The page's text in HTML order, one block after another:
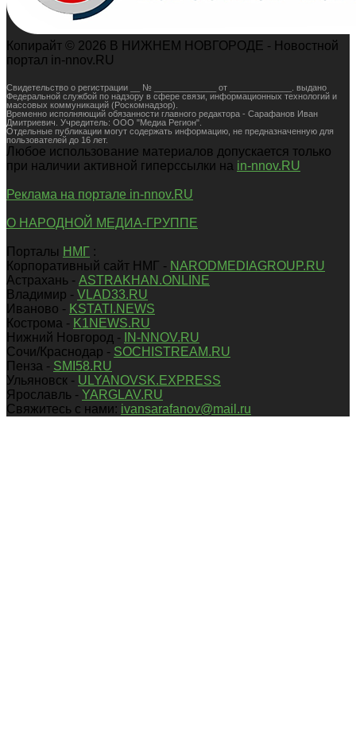
Копирайт © 2026 В НИЖНЕМ НОВГОРОДЕ - Новостной
портал in-nnov.RU
Свидетельство о регистрации __ № _____________ от _____________. выдано
Федеральной службой по надзору в сфере связи, информационных технологий и
массовых коммуникаций (Роскомнадзор).
Временно исполняющий обязанности главного редактора - Сарафанов Иван
Дмитриевич. Учредитель: ООО "Медиа Регион".
Отдельные публикации могут содержать информацию, не предназначенную для
пользователей до 16 лет.
Любое использование материалов допускается только
при наличии активной гиперссылки на in-nnov.RU
Реклама на портале in-nnov.RU
О НАРОДНОЙ МЕДИА-ГРУППЕ
Порталы НМГ :
Корпоративный сайт НМГ - NARODMEDIAGROUP.RU
Астрахань - ASTRAKHAN.ONLINE
Владимир - VLAD33.RU
Иваново - KSTATI.NEWS
Кострома - K1NEWS.RU
Нижний Новгород -
IN-NNOV.RU
Сочи/Краснодар - SOCHISTREAM.RU
Пенза - SMI58.RU
Ульяновск - ULYANOVSK.EXPRESS
Ярославль - YARGLAV.RU
Свяжитесь с нами: ivansarafanov@mail.ru